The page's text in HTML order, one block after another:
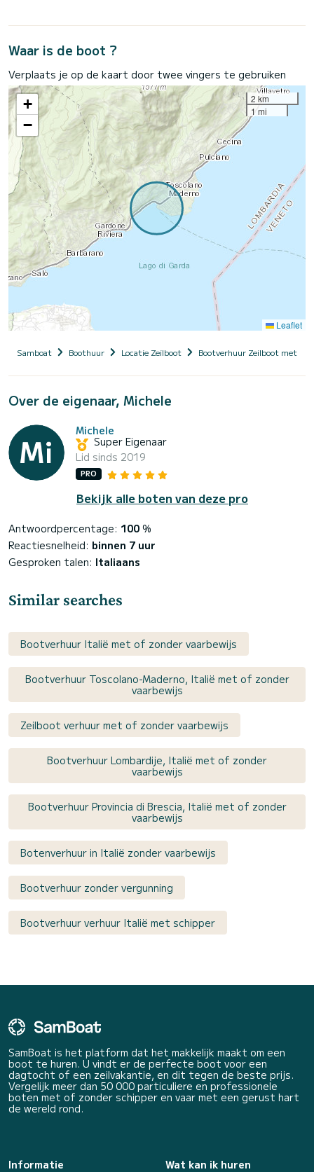
Waar is de boot ?
Verplaats je op de kaart door twee vingers te gebruiken
+
−
2 km
1 mi
Leaflet
Samboat Boothuur Locatie Zeilboot Bootverhuur Zeilboot met
Over de eigenaar, Michele
Michele
Super Eigenaar
Lid sinds 2019
PRO
Bekijk alle boten van deze pro
Antwoordpercentage: 100 %
Reactiesnelheid: binnen 7 uur
Gesproken talen: Italiaans
Similar searches
Bootverhuur Italië met of zonder vaarbewijs
Bootverhuur Toscolano-Maderno, Italië met of zonder
vaarbewijs
Zeilboot verhuur met of zonder vaarbewijs
Bootverhuur Lombardije, Italië met of zonder
vaarbewijs
Bootverhuur Provincia di Brescia, Italië met of zonder
vaarbewijs
Botenverhuur in Italië zonder vaarbewijs
Bootverhuur zonder vergunning
Bootverhuur verhuur Italië met schipper
SamBoat is het platform dat het makkelijk maakt om een
boot te huren. U vindt er de perfecte boot voor een
dagtocht of een zeilvakantie, en dit tegen de beste prijs.
Vergelijk meer dan 50 000 particuliere en professionele
boten met of zonder schipper en vaar met een gerust hart
de wereld rond.
Informatie
Wat kan ik huren